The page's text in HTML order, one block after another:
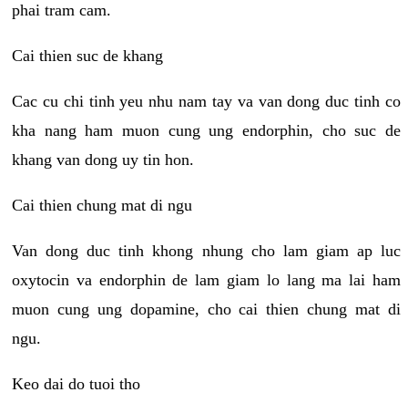
phai tram cam.
Cai thien suc de khang
Cac cu chi tinh yeu nhu nam tay va van dong duc tinh co
kha nang ham muon cung ung endorphin, cho suc de
khang van dong uy tin hon.
Cai thien chung mat di ngu
Van dong duc tinh khong nhung cho lam giam ap luc
oxytocin va endorphin de lam giam lo lang ma lai ham
muon cung ung dopamine, cho cai thien chung mat di
ngu.
Keo dai do tuoi tho